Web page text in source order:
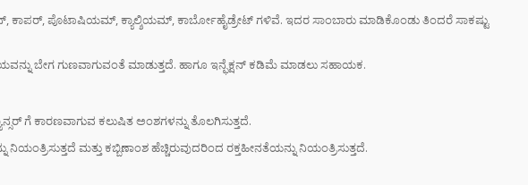
ಶಿಕ್ಷಕರಿಗೆ ಎಐ (AI)
ಫಜೀತಿ;
ರಿವೇಂಜ್‌, ಡಿಕೆಶಿ ಮತ್ತು
ರಾಹುಲ್‌ ಗಾಂಧಿಗೆ
ಸೈಲೆಂಟ್ ಏಟು”
ಕಾಪರ್, ಪೊಟಾಷಿಯಮ್, ಕ್ಯಾಲ್ಶಿಯಮ್, ಕಾರ್ಬೋಹೈಡ್ರೇಟ್ ಗಳಿವೆ. ಇದರ ಸಾಂಬಾರು ಮಾಡಿಕೊಂಡು ತಿಂದರೆ ಸಾಕಷ್ಟು
ಬೇಗ ಗುಣವಾಗುವಂತೆ ಮಾಡುತ್ತದೆ. ಹಾಗೂ ಇನ್ಫೆಕ್ಷನ್ ಕಡಿಮೆ ಮಾಡಲು ಸಹಾಯಕ.
ಗೆ ಕಾರಣವಾಗುವ ಕಲುಷಿತ ಅಂಶಗಳನ್ನು ತೊಲಗಿಸುತ್ತದೆ.
ನಿಯಂತ್ರಿಸುತ್ತದೆ ಮತ್ತು ಕಬ್ಬಿಣಾಂಶ ಹೆಚ್ಚಿರುವುದರಿಂದ ರಕ್ತಹೀನತೆಯನ್ನು ನಿಯಂತ್ರಿಸುತ್ತದೆ.